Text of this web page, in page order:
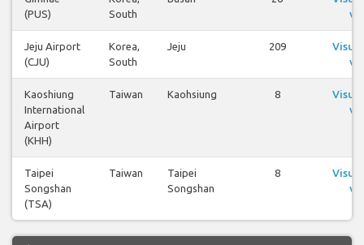
(PUS)
South
Jeju Airport
(CJU)
Korea,
South
Jeju 209
Kaoshiung
International
Airport
(KHH)
Taiwan Kaohsiung 8
Taipei
Songshan
(TSA)
Taiwan
Taipei
Songshan
8